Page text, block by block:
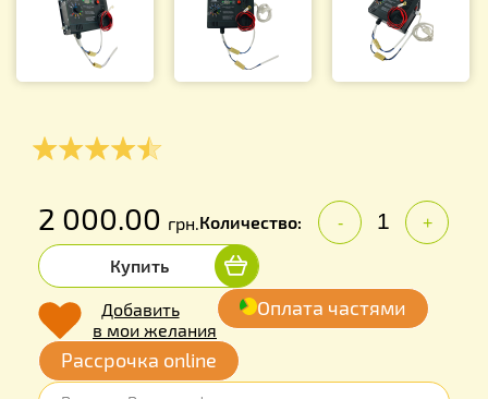
2 000.00 грн.Количество: - +
Купить
Добавить
в мои желания
Оплата частями
Рассрочка online